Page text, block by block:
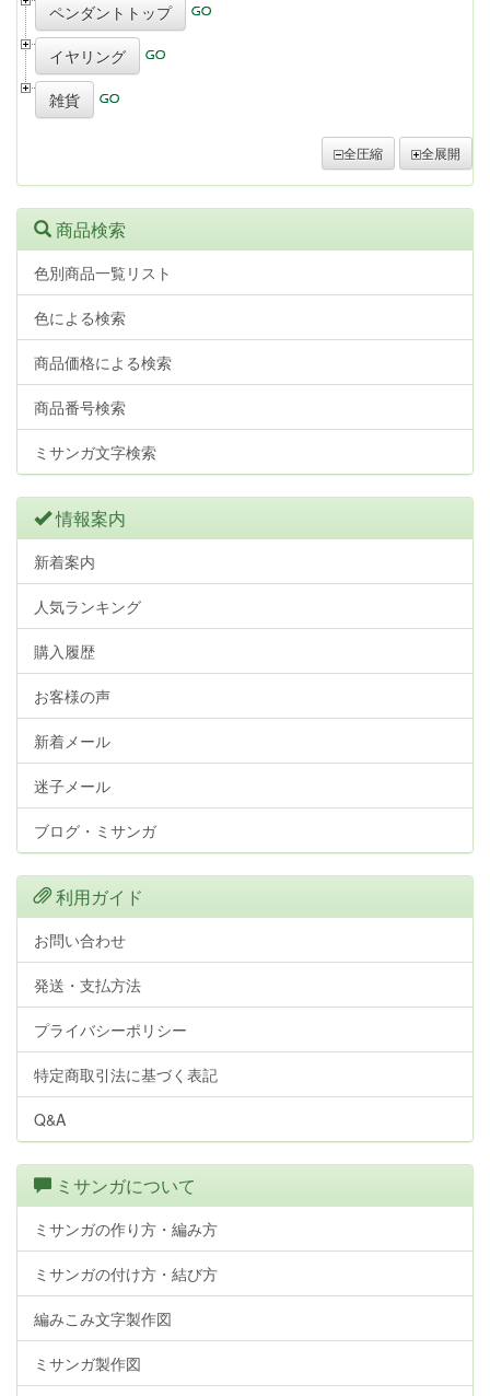
ペンダントトップ
イヤリング
雑貨
全圧縮 全展開
商品検索
色別商品一覧リスト
色による検索
商品価格による検索
商品番号検索
ミサンガ文字検索
情報案内
新着案内
人気ランキング
購入履歴
お客様の声
新着メール
迷子メール
ブログ・ミサンガ
利用ガイド
お問い合わせ
発送・支払方法
プライバシーポリシー
特定商取引法に基づく表記
Q&A
ミサンガについて
ミサンガの作り方・編み方
ミサンガの付け方・結び方
編みこみ文字製作図
ミサンガ製作図